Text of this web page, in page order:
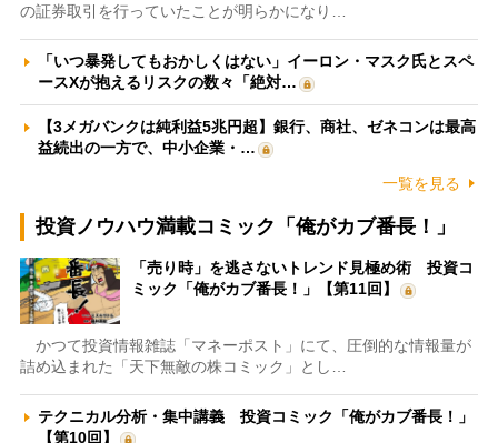
の証券取引を行っていたことが明らかになり…
「いつ暴発してもおかしくはない」イーロン・マスク氏とスペ
ースXが抱えるリスクの数々「絶対…
【3メガバンクは純利益5兆円超】銀行、商社、ゼネコンは最高
益続出の一方で、中小企業・…
一覧を見る
投資ノウハウ満載コミック「俺がカブ番長！」
「売り時」を逃さないトレンド見極め術 投資コ
ミック「俺がカブ番長！」【第11回】
かつて投資情報雑誌「マネーポスト」にて、圧倒的な情報量が
詰め込まれた「天下無敵の株コミック」とし…
テクニカル分析・集中講義 投資コミック「俺がカブ番長！」
【第10回】